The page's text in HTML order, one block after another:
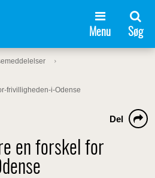
Menu Søg
frivilligheden-i-Odense
en forskel for
Del